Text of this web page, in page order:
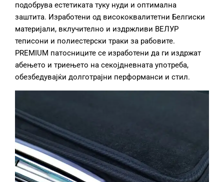
подобрува естетиката туку нуди и оптимална
заштита. Изработени од висококвалитетни Белгиски
материјали, вклучително и издржливи ВЕЛУР
теписони и полиестерски траки за рабовите.
PREMIUM патосниците се изработени да ги издржат
абењето и триењето на секојдневната употреба,
обезбедувајќи долготрајни перформанси и стил.